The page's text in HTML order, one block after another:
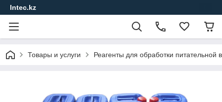
Intec.kz
Товары и услуги Реагенты для обработки питательной